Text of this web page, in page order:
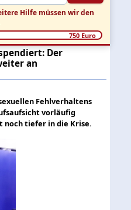
Hilfe müssen wir den
750 Euro
Der
an
Fehlverhaltens
vorläufig
noch tiefer in die Krise.